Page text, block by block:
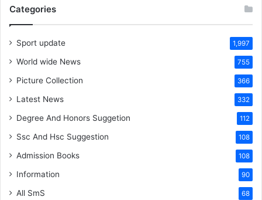
Categories
Sport update 1,997
World wide News 755
Picture Collection 366
Latest News 332
Degree And Honors Suggetion 112
Ssc And Hsc Suggestion 108
Admission Books 108
Information 90
All SmS 68